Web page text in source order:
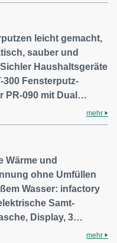
leicht gemacht,
sauber und
Haushaltsgeräte
300 Fensterputz-
PR-090 mit Dual…
mehr
Wärme und
ohne Umfüllen
Wasser: infactory
Samt-
Display, 3…
mehr